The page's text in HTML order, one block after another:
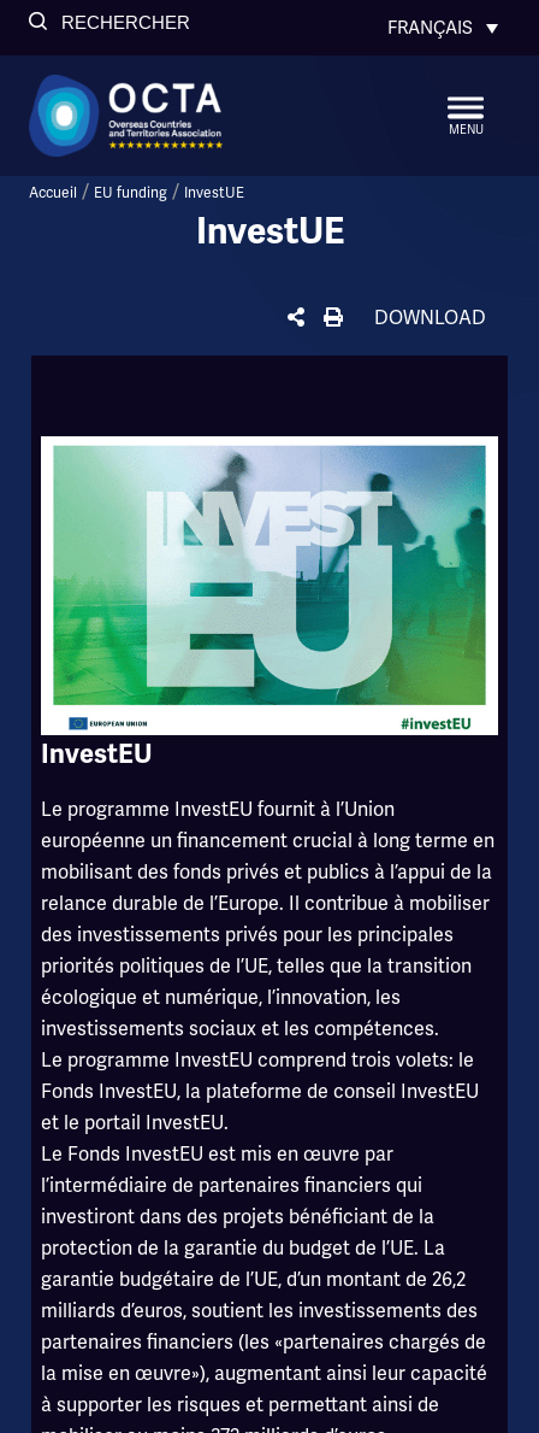
RECHERCHER FRANÇAIS
MENU
Accueil / EU funding / InvestUE
InvestUE
DOWNLOAD
InvestEU
Le programme InvestEU fournit à l’Union
européenne un financement crucial à long terme en
mobilisant des fonds privés et publics à l’appui de la
relance durable de l’Europe. Il contribue à mobiliser
des investissements privés pour les principales
priorités politiques de l’UE, telles que la transition
écologique et numérique, l’innovation, les
investissements sociaux et les compétences.
Le programme InvestEU comprend trois volets: le
Fonds InvestEU, la plateforme de conseil InvestEU
et le portail InvestEU.
Le Fonds InvestEU est mis en œuvre par
l’intermédiaire de partenaires financiers qui
investiront dans des projets bénéficiant de la
protection de la garantie du budget de l’UE. La
garantie budgétaire de l’UE, d’un montant de 26,2
milliards d’euros, soutient les investissements des
partenaires financiers (les «partenaires chargés de
la mise en œuvre»), augmentant ainsi leur capacité
à supporter les risques et permettant ainsi de